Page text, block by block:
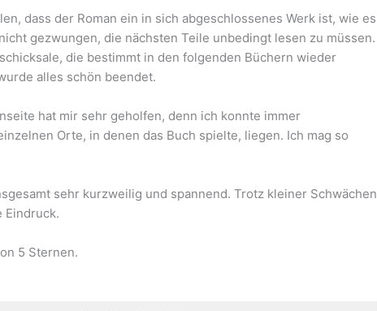
dass der Roman ein in sich abgeschlossenes Werk ist, wie es
gezwungen, die nächsten Teile unbedingt lesen zu müssen.
die bestimmt in den folgenden Büchern wieder
alles schön beendet.
hat mir sehr geholfen, denn ich konnte immer
Orte, in denen das Buch spielte, liegen. Ich mag so
sehr kurzweilig und spannend. Trotz kleiner Schwächen
Eindruck.
5 Sternen.